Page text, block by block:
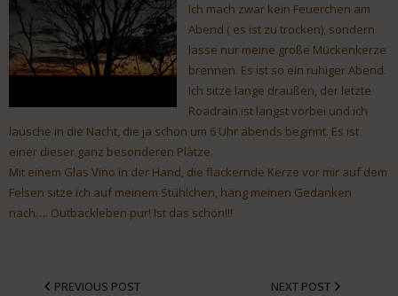
Ich mach zwar kein Feuerchen am
Abend ( es ist zu trocken), sondern
lasse nur meine große Mückenkerze
brennen. Es ist so ein ruhiger Abend.
Ich sitze lange draußen, der letzte
Roadrain ist längst vorbei und ich
lausche in die Nacht, die ja schon um 6 Uhr abends beginnt. Es ist
einer dieser ganz besonderen Plätze.
Mit einem Glas Vino in der Hand, die flackernde Kerze vor mir auf dem
Felsen sitze ich auf meinem Stühlchen, häng meinen Gedanken
nach…. Outbackleben pur! Ist das schön!!!
PREVIOUS POST NEXT POST